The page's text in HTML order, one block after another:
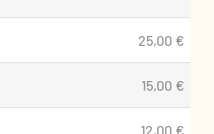
25,00 €
15,00 €
12,00 €